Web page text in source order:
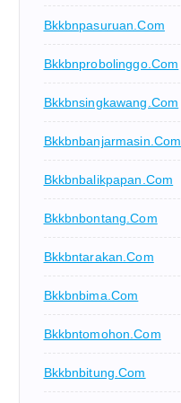
Bkkbnpasuruan.com
Bkkbnprobolinggo.com
Bkkbnsingkawang.com
Bkkbnbanjarmasin.com
Bkkbnbalikpapan.com
Bkkbnbontang.com
Bkkbntarakan.com
Bkkbnbima.com
Bkkbntomohon.com
Bkkbnbitung.com